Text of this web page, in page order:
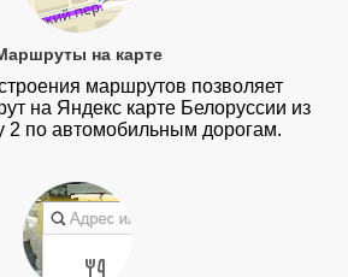
на карте
маршрутов позволяет
на Яндекс карте Белоруссии из
2 по автомобильным дорогам.